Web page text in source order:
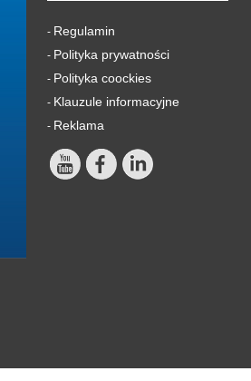
- Regulamin
- Polityka prywatności
- Polityka coockies
- Klauzule informacyjne
- Reklama